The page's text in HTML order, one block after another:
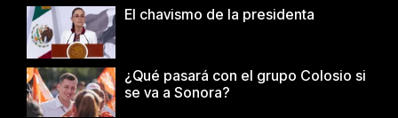
El chavismo de la presidenta
¿Qué pasará con el grupo Colosio si
se va a Sonora?